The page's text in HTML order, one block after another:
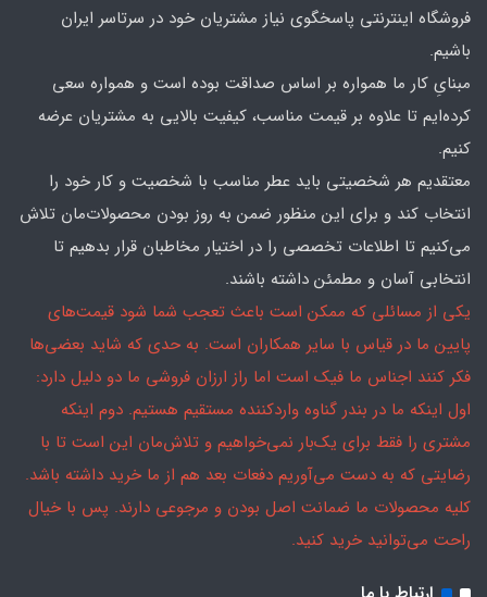
فروشگاه اینترنتی پاسخگوی نیاز مشتریان خود در سرتاسر ایران
باشیم.
مبنایِ کار ما همواره بر اساس صداقت بوده است و همواره سعی
کرده‌ایم تا علاوه بر قیمت مناسب، کیفیت بالایی به مشتریان عرضه
کنیم.
معتقدیم هر شخصیتی باید عطر مناسب با شخصیت و کار خود را
انتخاب کند و برای این منظور ضمن به روز بودن محصولات‌مان تلاش
می‌کنیم تا اطلاعات تخصصی را در اختیار مخاطبان قرار بدهیم تا
انتخابی آسان و مطمئن داشته باشند.
یکی از مسائلی که ممکن است باعث تعجب شما شود قیمت‌های
پایین ما در قیاس با سایر همکاران است. به حدی که شاید بعضی‌ها
فکر کنند اجناس ما فیک است اما راز ارزان فروشی ما دو دلیل دارد:
اول اینکه ما در بندر گناوه واردکننده مستقیم هستیم. دوم اینکه
مشتری را فقط برای یک‌بار نمی‌خواهیم و تلاش‌مان این است تا با
رضایتی که به دست می‌آوریم دفعات بعد هم از ما خرید داشته باشد.
کلیه محصولات ما ضمانت اصل بودن و مرجوعی دارند. پس با خیال
راحت می‌توانید خرید کنید.